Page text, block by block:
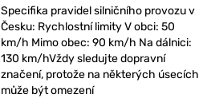
Specifika pravidel silničního provozu v
Česku: Rychlostní limity V obci: 50
km/h Mimo obec: 90 km/h Na dálnici:
130 km/hVždy sledujte dopravní
značení, protože na některých úsecích
může být omezení